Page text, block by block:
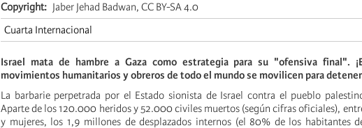
Copyright
Jaber Jehad Badwan, CC BY-SA 4.0
Cuarta Internacional
Israel mata de hambre a Gaza como estrategia para su "ofensiva final".
movimientos humanitarios y obreros de todo el mundo se movilicen para
La barbarie perpetrada por el Estado sionista de Israel contra el pueblo
Aparte de los 120.000 heridos y 52.000 civiles muertos (según cifras oficiales),
y mujeres, los 1,9 millones de desplazados internos (el 80% de los habitantes